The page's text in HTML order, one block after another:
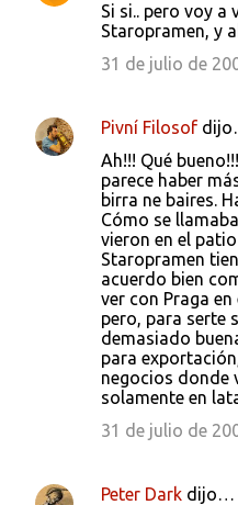
Si si.. pero voy
Staropramen, y
31 de julio de
Pivní Filosof
Ah!!! Qué
parece haber
birra ne baires.
Cómo se
vieron en el
Staropramen
acuerdo bien
ver con Praga en
pero, para serte
demasiado
para
negocios donde
solamente en
31 de julio de
Peter Dark dijo…